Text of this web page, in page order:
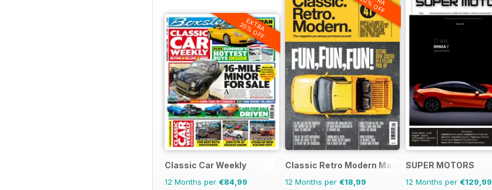
EXTRA
20% OFF
Classic Car Weekly
12 Months per €84,99
20% OFF
Classic Retro Modern Magazine
12 Months per €18,99
SUPER MOTORS
12 Months per €129,99